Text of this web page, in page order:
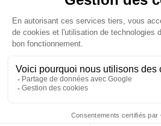
Entreprise
Centre de formation
Plan
FAQ